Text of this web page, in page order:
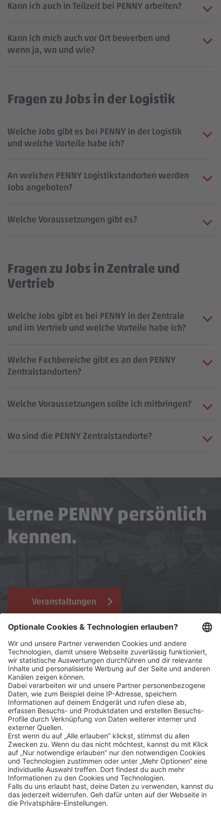
Kann ich auch in Teilzeit bei PENNY arbeiten?
Kann ich mich auch vor Ort bewerben und
wenn ja, wo und wie?
Fragen zu Jobs in der Logistik
Welche Jobs gibt es bei PENNY in der Logistik
und welche Vorteile habe ich?
An welchen PENNY Logistikstandorten werden
Jobs angeboten?
Welche Voraussetzungen gibt es?
Fragen zu Jobs in Zentrale und
Vertrieb
Welche Jobs gibt es bei PENNY in der Zentrale
und im Vertrieb und welche Vorteile habe ich?
Welche Fachbereiche gibt es an den PENNY
Zentralstandorten?
Welche Voraussetzungen sollte ich mitbringen?
Wo sind die PENNY Zentralstandorte?
Lerne PENNY persönlich
kennen.
Veranstaltungen
Klickehier, um alle offenen Jobs zu sehen.
Impressum Datenschutz
Privatsphäre-Einstellungen
Veranstaltungen
FAQ
Sitemap